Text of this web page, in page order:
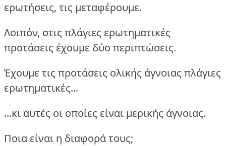
ερωτήσεις, τις μεταφέρουμε.
Λοιπόν, στις πλάγιες ερωτηματικές
προτάσεις έχουμε δύο περιπτώσεις.
Έχουμε τις προτάσεις ολικής άγνοιας πλάγιες
ερωτηματικές...
...κι αυτές οι οποίες είναι μερικής άγνοιας.
Ποια είναι η διαφορά τους;